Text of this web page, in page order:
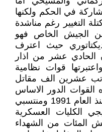
في الحكم ولكنها
التغيير رغم مناشدة
عن الجيش الخاص فهو
حيث اعترف
الحادي عشر من اذار
واعتبرتها قوات نظامية
عشرين الف مقاتل
الدور الاساس
في حفظ الامن في كوردستان منذ العام 1991 ومنتسبي
الكليات العسكرية
المئات من الشهداء